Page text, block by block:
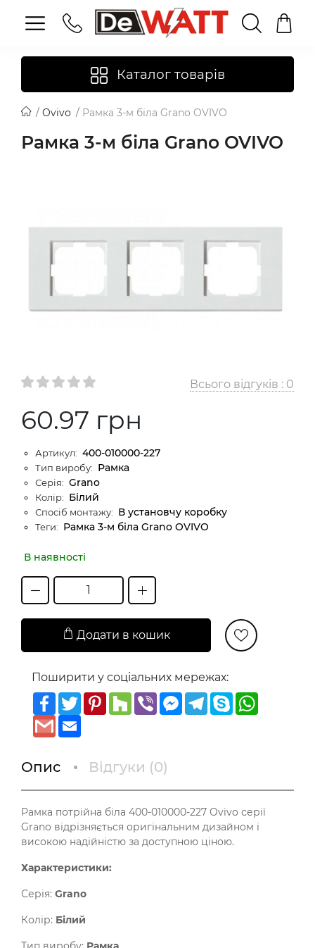
Каталог товарів
Ovivo Рамка 3-м біла Grano OVIVO
Рамка 3-м біла Grano OVIVO
Всього відгуків : 0
60.97 грн
Артикул: 400-010000-227
Тип виробу: Рамка
Серія: Grano
Колір: Білий
Спосіб монтажу: В установчу коробку
Теги: Рамка 3-м біла Grano OVIVO
В наявності
Додати в кошик
Поширити у соціальних мережах:
Facebook
TwitterPinterest
HouzzViberMessenger
Telegram
Skype
Gmail
Опис Відгуки (0)
Рамка потрійна біла 400-010000-227 Ovivo серії
Grano відрізняється оригінальним дизайном і
високою надійністю за доступною ціною.
Характеристики:
Серія: Grano
Колір: Білий